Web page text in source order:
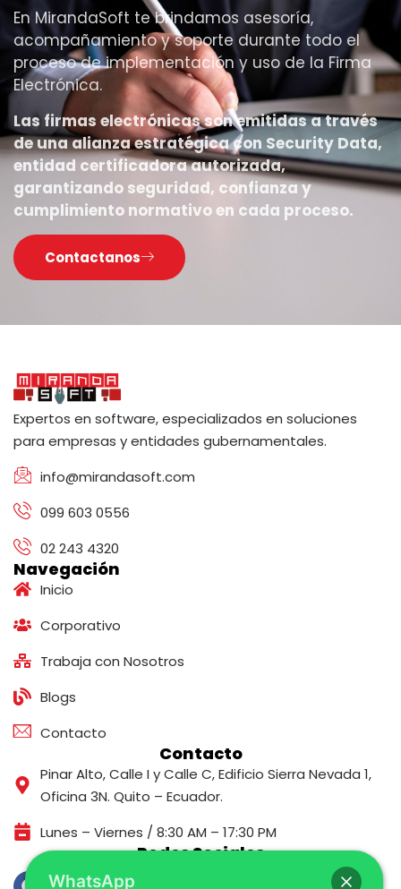
En MirandaSoft te brindamos asesoría,
acompañamiento y soporte durante todo el
proceso de implementación y uso de la Firma
Electrónica.
Las firmas electrónicas son emitidas a través
de una alianza estratégica con Security Data,
entidad certificadora autorizada,
garantizando seguridad, confianza y
cumplimiento normativo en cada proceso.
Contactanos
Expertos en software, especializados en soluciones
para empresas y entidades gubernamentales.
info@mirandasoft.com
099 603 0556
02 243 4320
Navegación
Inicio
Corporativo
Trabaja con Nosotros
Blogs
Contacto
Contacto
Pinar Alto, Calle I y Calle C, Edificio Sierra Nevada 1,
Oficina 3N. Quito – Ecuador.
Lunes – Viernes / 8:30 AM – 17:30 PM
Redes Sociales
WhatsApp